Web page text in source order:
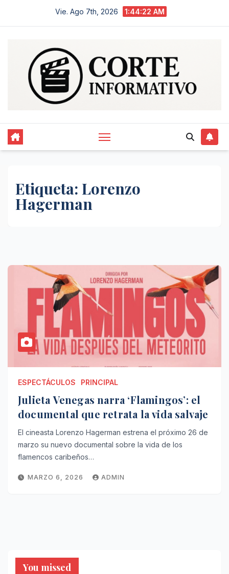
Vie. Ago 7th, 2026 1:44:22 AM
Etiqueta: Lorenzo
Hagerman
ESPECTÁCULOS PRINCIPAL
Julieta Venegas narra ‘Flamingos’: el
documental que retrata la vida salvaje
El cineasta Lorenzo Hagerman estrena el próximo 26 de
marzo su nuevo documental sobre la vida de los
flamencos caribeños…
MARZO 6, 2026 ADMIN
You missed